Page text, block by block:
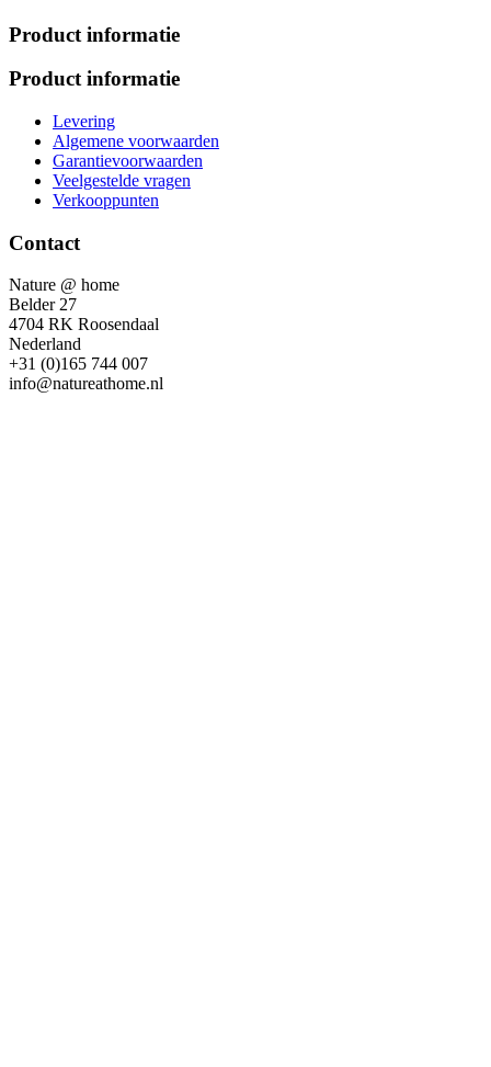
Product informatie
Product informatie
Levering
Algemene voorwaarden
Garantievoorwaarden
Veelgestelde vragen
Verkooppunten
Contact
Nature @ home
Belder 27
4704 RK Roosendaal
Nederland
+31 (0)165 744 007
info@natureathome.nl